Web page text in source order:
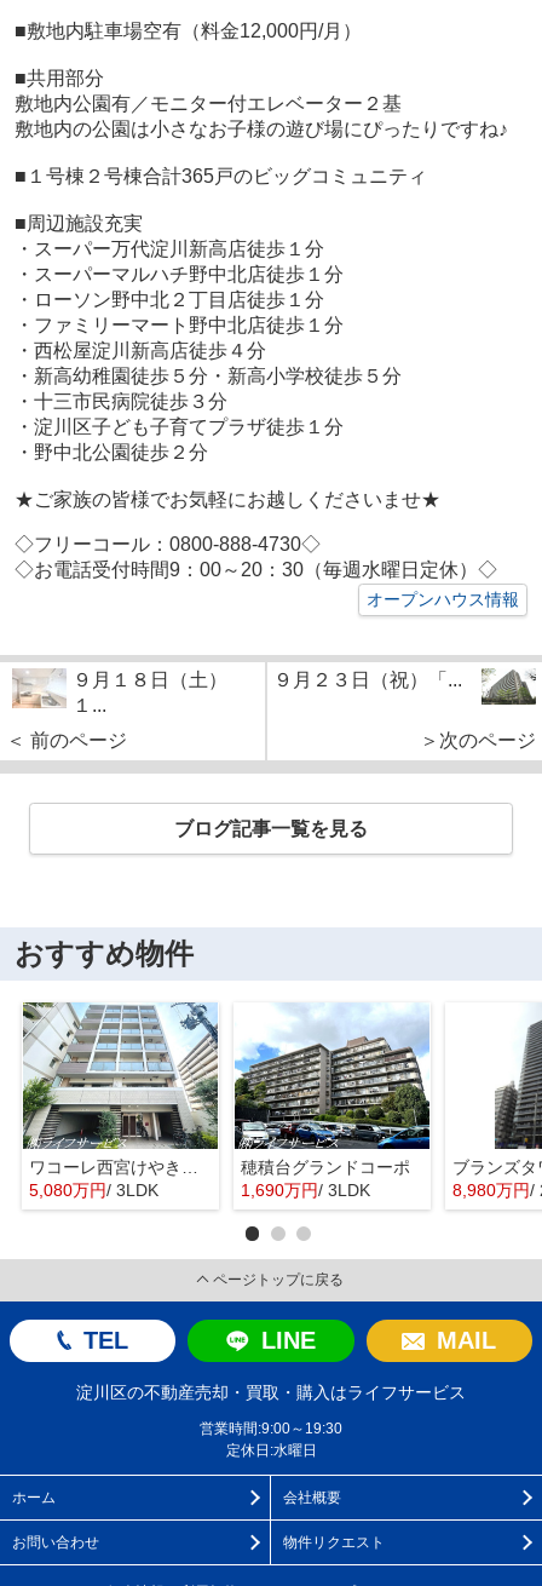
■敷地内駐車場空有（料金12,000円/月）
■共用部分
敷地内公園有／モニター付エレベーター２基
敷地内の公園は小さなお子様の遊び場にぴったりですね♪
■１号棟２号棟合計365戸のビッグコミュニティ
■周辺施設充実
・スーパー万代淀川新高店徒歩１分
・スーパーマルハチ野中北店徒歩１分
・ローソン野中北２丁目店徒歩１分
・ファミリーマート野中北店徒歩１分
・西松屋淀川新高店徒歩４分
・新高幼稚園徒歩５分・新高小学校徒歩５分
・十三市民病院徒歩３分
・淀川区子ども子育てプラザ徒歩１分
・野中北公園徒歩２分
★ご家族の皆様でお気軽にお越しくださいませ★
◇フリーコール：0800-888-4730◇
◇お電話受付時間9：00～20：30（毎週水曜日定休）◇
オープンハウス情報
９月１８日（土）
１...
＜ 前のページ
９月２３日（祝）「...
＞次のページ
ブログ記事一覧を見る
おすすめ物件
5,080万円/ 3LDK
穂積台グランドコーポ
1,690万円/ 3LDK 8,980万円/
ページトップに戻る
TEL LINE MAIL
淀川区の不動産売却・買取・購入はライフサービス
営業時間:9:00～19:30
定休日:水曜日
ホーム 会社概要
お問い合わせ 物件リクエスト